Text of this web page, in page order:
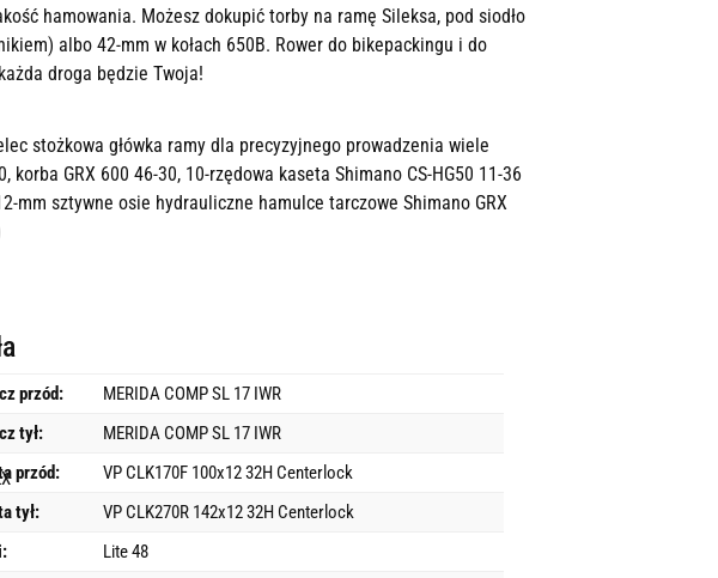
hamowania. Możesz dokupić torby na ramę Sileksa, pod siodło
albo 42-mm w kołach 650B. Rower do bikepackingu i do
droga będzie Twoja!
stożkowa główka ramy dla precyzyjnego prowadzenia wiele
GRX 600 46-30, 10-rzędowa kaseta Shimano CS-HG50 11-36
mm sztywne osie hydrauliczne hamulce tarczowe Shimano GRX
przód:
MERIDA COMP SL 17 IWR
tył:
MERIDA COMP SL 17 IWR
przód:
VP CLK170F 100x12 32H Centerlock
tył:
VP CLK270R 142x12 32H Centerlock
Lite 48